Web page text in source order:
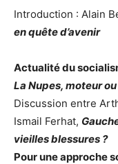
Introduction : Alain
en quête d’avenir
Actualité du
La Nupes, moteur
Discussion entre
Ismail Ferhat,
vieilles blessures ?
Pour une approche